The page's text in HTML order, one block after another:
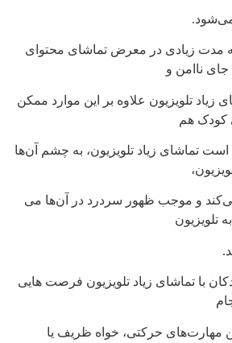
به مدت زیادی در معرض تماشای محتوای
جای ناامن و
زیاد تلویزیون علاوه بر این موارد ممکن
هم
است تماشای زیاد تلویزیون، به چشم آن‌ها
و موجب ظهور سردرد در آن‌ها می
تلویزیون
با تماشای زیاد تلویزیون فرصت هایی
مهارت‌های حرکتی، خواه ظریف یا